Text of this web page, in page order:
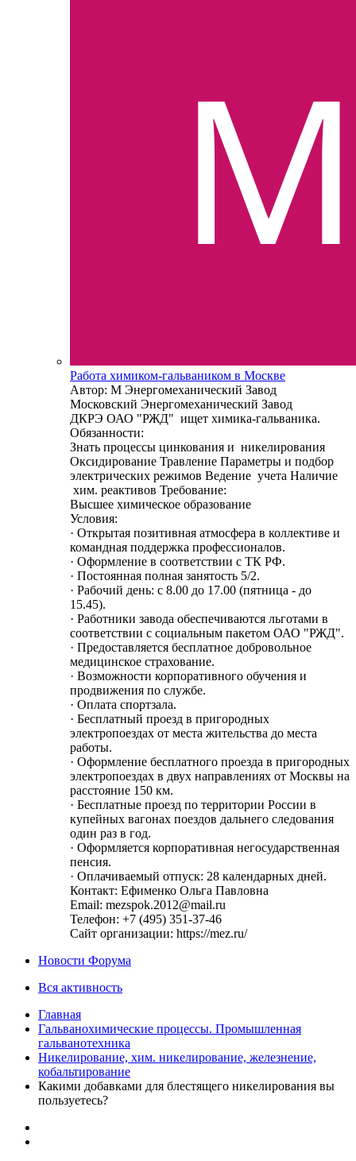
Работа химиком-гальваником в Москве
Автор: М Энергомеханический Завод
Московский Энергомеханический Завод
ДКРЭ ОАО "РЖД" ищет химика-гальваника.
Обязанности:
Знать процессы цинкования и никелирования
Оксидирование Травление Параметры и подбор
электрических режимов Ведение учета Наличие
хим. реактивов Требование:
Высшее химическое образование
Условия:
· Открытая позитивная атмосфера в коллективе и
командная поддержка профессионалов.
· Оформление в соответствии c ТК РФ.
· Постоянная полная занятость 5/2.
· Рабочий день: с 8.00 до 17.00 (пятница - до
15.45).
· Работники завода обеспечиваются льготами в
соответствии с социальным пакетом ОАО "РЖД".
· Предоставляется бесплатное добровольное
медицинское страхование.
· Возможности корпоративного обучения и
продвижения по службе.
· Оплата спортзала.
· Бесплатный проезд в пригородных
электропоездах от места жительства до места
работы.
· Оформление бесплатного проезда в пригородных
электропоездах в двух направлениях от Москвы на
расстояние 150 км.
· Бесплатные проезд по территории России в
купейных вагонах поездов дальнего следования
один раз в год.
· Оформляется корпоративная негосударственная
пенсия.
· Оплачиваемый отпуск: 28 календарных дней.
Контакт: Ефименко Ольга Павловна
Email: mezspok.2012@mail.ru
Телефон: +7 (495) 351-37-46
Сайт организации: https://mez.ru/
Новости Форума
Вся активность
Главная
Гальванохимические процессы. Промышленная
гальванотехника
Никелирование, хим. никелирование, железнение,
кобальтирование
Какими добавками для блестящего никелирования вы
пользуетесь?